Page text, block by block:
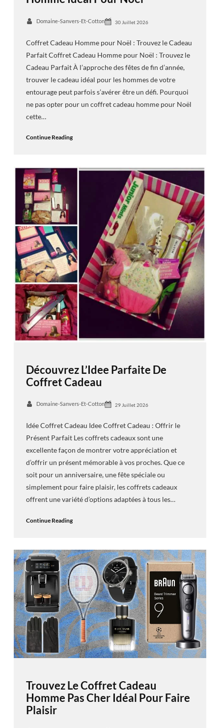
Domaine-Sanvers-Et-Cotton 30 Juillet 2026
Coffret Cadeau Homme pour Noël : Trouvez le Cadeau
Parfait Coffret Cadeau Homme pour Noël : Trouvez le
Cadeau Parfait À l’approche des fêtes de fin d’année,
trouver le cadeau idéal pour les hommes de votre
entourage peut parfois s’avérer être un défi. Pourquoi
ne pas opter pour un coffret cadeau homme pour Noël
cette…
Continue Reading
Découvrez L’Idee Parfaite De
Coffret Cadeau
Domaine-Sanvers-Et-Cotton 29 Juillet 2026
Idée Coffret Cadeau Idee Coffret Cadeau : Offrir le
Présent Parfait Les coffrets cadeaux sont une
excellente façon de montrer votre appréciation et
d’offrir un présent mémorable à vos proches. Que ce
soit pour un anniversaire, une fête spéciale ou
simplement pour faire plaisir, les coffrets cadeaux
offrent une variété d’options adaptées à tous les…
Continue Reading
Trouvez Le Coffret Cadeau
Homme Pas Cher Idéal Pour Faire
Plaisir